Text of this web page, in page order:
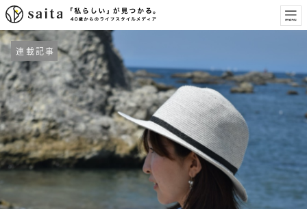
連載記事